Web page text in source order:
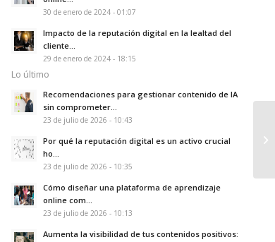
30 de enero de 2024 - 01:07
Impacto de la reputación digital en la lealtad del
cliente...
29 de enero de 2024 - 18:15
Lo último
Recomendaciones para gestionar contenido de IA
sin comprometer...
23 de julio de 2026 - 10:43
Por qué la reputación digital es un activo crucial
ho...
23 de julio de 2026 - 10:35
Cómo diseñar una plataforma de aprendizaje
online com...
23 de julio de 2026 - 10:13
Aumenta la visibilidad de tus contenidos positivos: